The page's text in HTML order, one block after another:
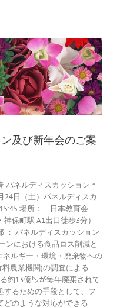
及び新年会のご案
パネルディスカッション＊
日（土）パネルディスカ
場所： 日本教育会
保町駅 A1出口徒歩3分）
パネルディスカッション
ンにおける食品ロス削減と
ルギー・環境・廃棄物への
農業機関)の調査による
約13億㌧が毎年廃棄されて
するための手段として、フ
どのような対応ができる